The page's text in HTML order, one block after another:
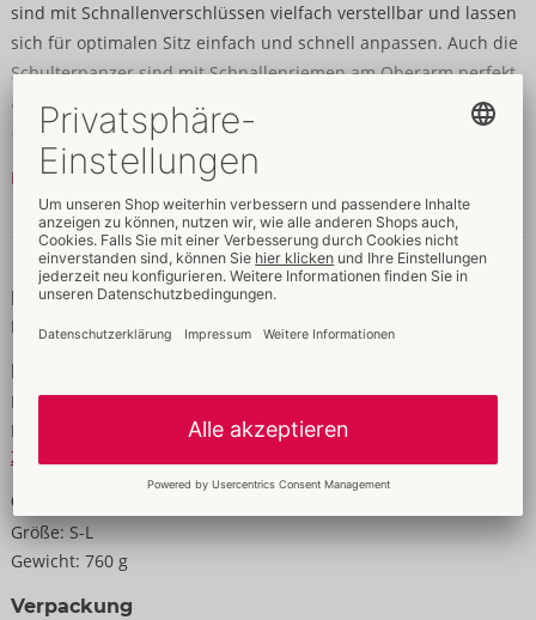
sind mit Schnallenverschlüssen vielfach verstellbar und lassen
sich für optimalen Sitz einfach und schnell anpassen. Auch die
Schulterpanzer sind mit Schnallenriemen am Oberarm perfekt
anpassbar. Ob direkt auf der Haut oder über Shirts getragen –
dieses markante Harness ist immer ein aufregender Blickfang!
Mehr lesen
Daten & Eigenschaften
Eigenschaften
Für Männer
Daten
Farbe: schwarz
Material:
Leder + Metall
Zur Materialkunde
Größe
Größe: S-L
Gewicht: 760 g
Verpackung